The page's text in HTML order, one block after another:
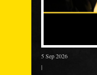
5 Sep 2026
|